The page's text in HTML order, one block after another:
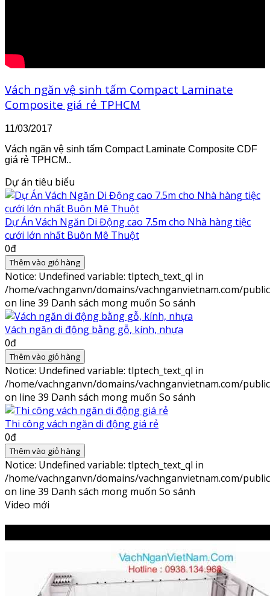
Vách ngăn vệ sinh tấm Compact Laminate
Composite giá rẻ TPHCM
11/03/2017
Vách ngăn vệ sinh tấm Compact Laminate Composite CDF
giá rẻ TPHCM..
Dự án tiêu biểu
Dự Án Vách Ngăn Di Động cao 7.5m cho Nhà hàng tiệc
cưới lớn nhất Buôn Mê Thuột
0đ
Thêm vào giỏ hàng
Notice: Undefined variable: tlptech_text_ql in
/home/vachnganvn/domains/vachnganvietnam.com/
on line 39 Danh sách mong muốn So sánh
Vách ngăn di động bằng gỗ, kính, nhựa
0đ
Thêm vào giỏ hàng
Notice: Undefined variable: tlptech_text_ql in
/home/vachnganvn/domains/vachnganvietnam.com/
on line 39 Danh sách mong muốn So sánh
Thi công vách ngăn di động giá rẻ
0đ
Thêm vào giỏ hàng
Notice: Undefined variable: tlptech_text_ql in
/home/vachnganvn/domains/vachnganvietnam.com/
on line 39 Danh sách mong muốn So sánh
Video mới